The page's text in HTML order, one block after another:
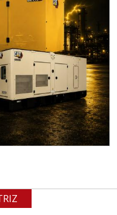
SELLOS DE
composición
y
calidad y